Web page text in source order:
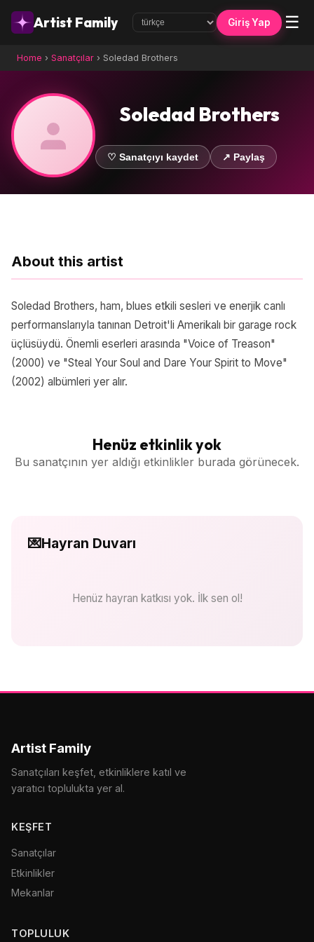
Artist Family Giriş Yap ☰
Home › Sanatçılar › Soledad Brothers
Soledad Brothers
♡ Sanatçıyı kaydet ↗ Paylaş
About this artist
Soledad Brothers, ham, blues etkili sesleri ve enerjik canlı
performanslarıyla tanınan Detroit'li Amerikalı bir garage rock
üçlüsüydü. Önemli eserleri arasında "Voice of Treason"
(2000) ve "Steal Your Soul and Dare Your Spirit to Move"
(2002) albümleri yer alır.
Henüz etkinlik yok
Bu sanatçının yer aldığı etkinlikler burada görünecek.
💌Hayran Duvarı
Henüz hayran katkısı yok. İlk sen ol!
Artist Family
Sanatçıları keşfet, etkinliklere katıl ve
yaratıcı toplulukta yer al.
KEŞFET
Sanatçılar
Etkinlikler
Mekanlar
TOPLULUK